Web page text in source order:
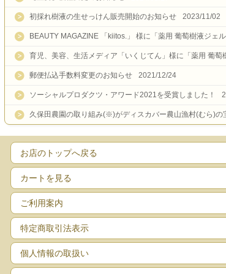
初採れ樹液の生せっけん販売開始のお知らせ 2023/11/02
BEAUTY MAGAZINE 「kiitos.」 様に「薬用 葡萄樹液ジェ
育児、美容、生活メディア「いくじてん」様に「薬用 葡萄
郵便払込手数料変更のお知らせ 2021/12/24
ソーシャルプロダクツ・アワード2021を受賞しました！
久保田農園の取り組み(※)がディスカバー農山漁村(むら)の
お店のトップへ戻る
カートを見る
ご利用案内
特定商取引法表示
個人情報の取扱い